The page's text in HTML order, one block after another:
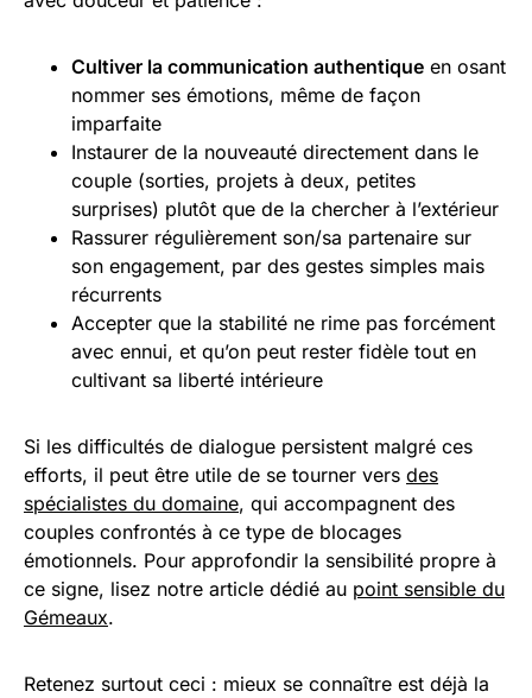
Cultiver la communication authentique en osant
nommer ses émotions, même de façon
imparfaite
Instaurer de la nouveauté directement dans le
couple (sorties, projets à deux, petites
surprises) plutôt que de la chercher à l’extérieur
Rassurer régulièrement son/sa partenaire sur
son engagement, par des gestes simples mais
récurrents
Accepter que la stabilité ne rime pas forcément
avec ennui, et qu’on peut rester fidèle tout en
cultivant sa liberté intérieure
Si les difficultés de dialogue persistent malgré ces
efforts, il peut être utile de se tourner vers des
spécialistes du domaine, qui accompagnent des
couples confrontés à ce type de blocages
émotionnels. Pour approfondir la sensibilité propre à
ce signe, lisez notre article dédié au point sensible du
Gémeaux.
Retenez surtout ceci : mieux se connaître est déjà la